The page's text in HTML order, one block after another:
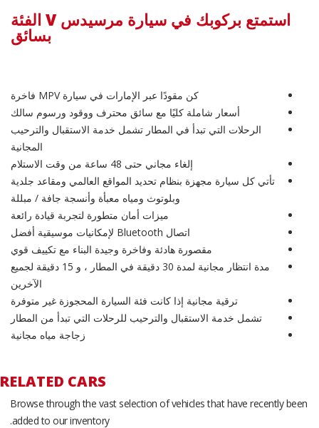
استمتع بركوبك في سيارة مرسيدس V الفئة
بسائق
كن مقودًا عبر الإمارات في سيارة MPV فاخرة
أسعار شاملة كليًا مع سائق محترف ووقود ورسوم سالك
الرحلات التي تبدأ في المطار تشمل خدمة الاستقبال والترحيب
المجانية
إلغاء مجاني حتى 48 ساعة من وقت الاستلام
تأتي كل سيارة مجهزة بنظام تحديد المواقع العالمي ومقاعد جلدية
وبلوتوث ومياه معبأة وأنسجة جافة / مبللة
ميزات أمان متطورة لتجربة قيادة رائعة
اتصال Bluetooth لإمكانيات موسيقية أفضل
مقصورة هادئة وفاخرة وجيدة البناء مع تكييف قوي
مدة انتظار مجانية لمدة 30 دقيقة في المطار ، و 15 دقيقة لجميع
الآخرين
ترقية مجانية إذا كانت فئة السيارة المحجوزة غير متوفرة
تشمل خدمة الاستقبال والترحيب للرحلات التي تبدأ من المطار
زجاجة مياه مجانية
RELATED CARS
Browse through the vast selection of vehicles that have recently been
added to our inventory.